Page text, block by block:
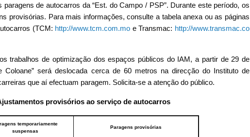
de autocarros da “Est. do Campo / PSP”. Durante este período, os
provisórias. Para mais informações, consulte a tabela anexa ou as páginas
(TCM: http://www.tcm.com.mo e Transmac: http://www.transmac.co
trabalhos de optimização dos espaços públicos do IAM, a partir de 29 de
Coloane” será deslocada cerca de 60 metros na direcção do Instituto de
que aí efectuam paragem. Solicita-se a atenção do público.
provisórios ao serviço de autocarros
temporariamente
suspensas
Paragens provisórias